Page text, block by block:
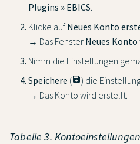
Plugins » EBICS
Klicke auf Neues Konto
→ Das Fenster Neues Konto
Nimm die Einstellungen
Speichere (save) die
→ Das Konto wird erstellt.
Tabelle 3.